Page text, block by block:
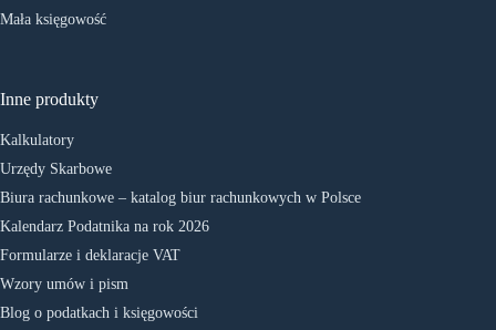
Mała księgowość
Inne produkty
Kalkulatory
Urzędy Skarbowe
Biura rachunkowe – katalog biur rachunkowych w Polsce
Kalendarz Podatnika na rok 2026
Formularze i deklaracje VAT
Wzory umów i pism
Blog o podatkach i księgowości